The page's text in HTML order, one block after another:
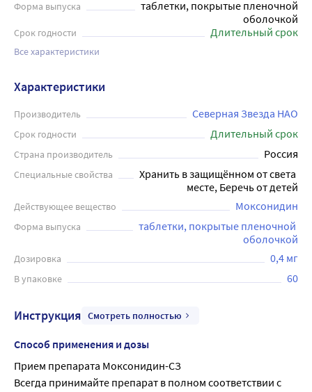
Форма выпуска
таблетки, покрытые пленочной
оболочкой
Срок годности Длительный срок
Все характеристики
Характеристики
Производитель Северная Звезда НАО
Срок годности Длительный срок
Страна производитель Россия
Специальные свойства
Хранить в защищённом от света
месте, Беречь от детей
Действующее вещество Моксонидин
Форма выпуска
таблетки, покрытые пленочной
оболочкой
Дозировка 0,4 мг
В упаковке 60
Инструкция Смотреть полностью
Способ применения и дозы
Прием препарата Моксонидин-СЗ
Всегда принимайте препарат в полном соответствии с